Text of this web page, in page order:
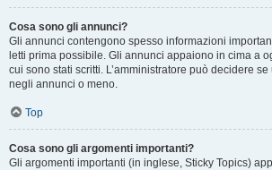
Cosa sono gli annunci?
Gli annunci contengono spesso informazioni
letti prima possibile. Gli annunci appaiono in cima a
cui sono stati scritti. L’amministratore può decidere
negli annunci o meno.
Top
Cosa sono gli argomenti importanti?
Gli argomenti importanti (in inglese, Sticky Topics)